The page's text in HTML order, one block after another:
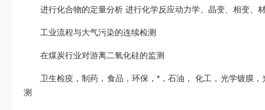
进行化合物的定量分析 进行化学反应动力学、晶变、相变、
工业流程与大气污染的连续检测
在煤炭行业对游离二氧化硅的监测
卫生检疫，制药，食品，环保，*，石油， 化工，光学镀膜
测